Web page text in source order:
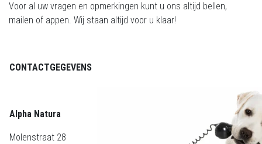
Voor al uw vragen en opmerkingen kunt u ons altijd bellen,
mailen of appen. Wij staan altijd voor u klaar!
CONTACTGEGEVENS
Alpha Natura
Molenstraat 28